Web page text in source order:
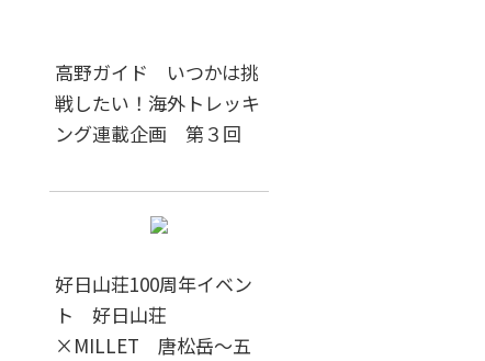
高野ガイド いつかは挑
戦したい！海外トレッキ
ング連載企画 第３回
好日山荘100周年イベン
ト 好日山荘
×MILLET 唐松岳～五